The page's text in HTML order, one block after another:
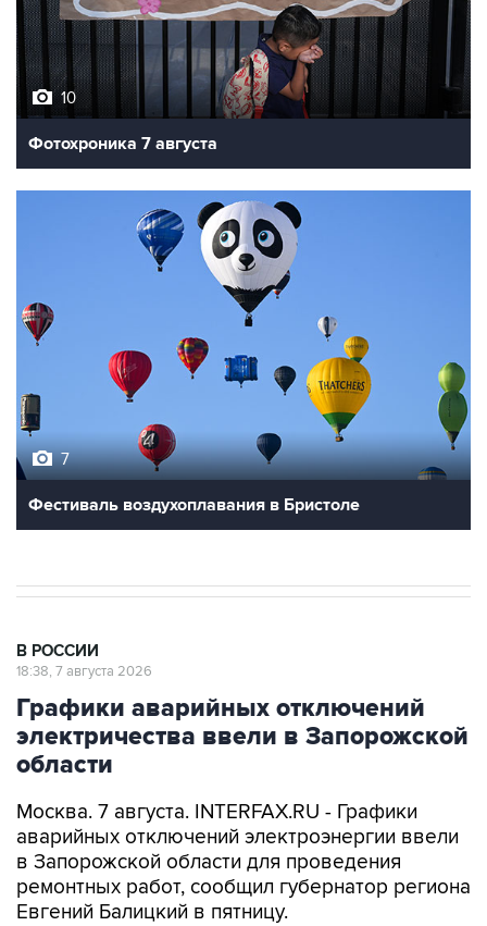
10
Фотохроника 7 августа
7
Фестиваль воздухоплавания в Бристоле
В РОССИИ
18:38, 7 августа 2026
Графики аварийных отключений
электричества ввели в Запорожской
области
Москва. 7 августа. INTERFAX.RU - Графики
аварийных отключений электроэнергии ввели
в Запорожской области для проведения
ремонтных работ, сообщил губернатор региона
Евгений Балицкий в пятницу.